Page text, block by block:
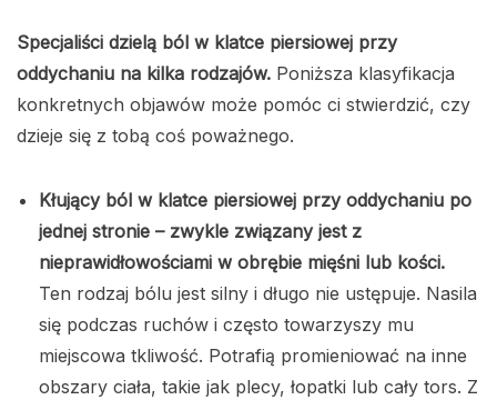
Specjaliści dzielą ból w klatce piersiowej przy
oddychaniu na kilka rodzajów. Poniższa klasyfikacja
konkretnych objawów może pomóc ci stwierdzić, czy
dzieje się z tobą coś poważnego.
Kłujący ból w klatce piersiowej przy oddychaniu po
jednej stronie – zwykle związany jest z
nieprawidłowościami w obrębie mięśni lub kości.
Ten rodzaj bólu jest silny i długo nie ustępuje. Nasila
się podczas ruchów i często towarzyszy mu
miejscowa tkliwość. Potrafią promieniować na inne
obszary ciała, takie jak plecy, łopatki lub cały tors. Z